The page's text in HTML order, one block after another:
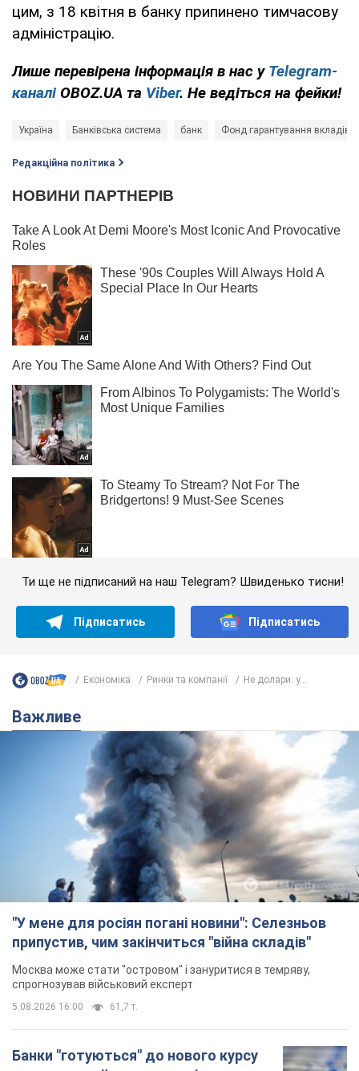
цим, з 18 квітня в банку припинено тимчасову
адміністрацію.
Лише перевірена інформація в нас у Telegram-
каналі OBOZ.UA та Viber. Не ведіться на фейки!
Україна Банківська система банк Фонд гарантування вкладів
Редакційна політика
Ти ще не підписаний на наш Telegram? Швиденько тисни!
Підписатись Підписатись
Економіка Ринки та компанії Не долари: у...
Важливе
"У мене для росіян погані новини": Селезньов
припустив, чим закінчиться "війна складів"
Москва може стати "островом" і зануритися в темряву,
спрогнозував військовий експерт
5.08.2026 16:00 61,7 т.
Банки "готуються" до нового курсу